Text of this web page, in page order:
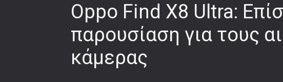
Oppo Find X8 Ultra:
παρουσίαση για τους
κάμερας